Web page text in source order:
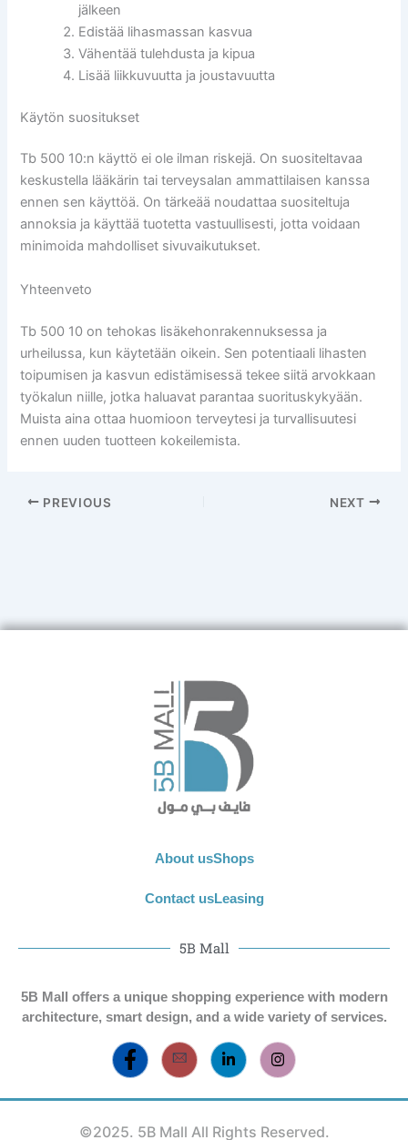
jälkeen
Edistää lihasmassan kasvua
Vähentää tulehdusta ja kipua
Lisää liikkuvuutta ja joustavuutta
Käytön suositukset
Tb 500 10:n käyttö ei ole ilman riskejä. On suositeltavaa
keskustella lääkärin tai terveysalan ammattilaisen kanssa
ennen sen käyttöä. On tärkeää noudattaa suositeltuja
annoksia ja käyttää tuotetta vastuullisesti, jotta voidaan
minimoida mahdolliset sivuvaikutukset.
Yhteenveto
Tb 500 10 on tehokas lisäkehonrakennuksessa ja
urheilussa, kun käytetään oikein. Sen potentiaali lihasten
toipumisen ja kasvun edistämisessä tekee siitä arvokkaan
työkalun niille, jotka haluavat parantaa suorituskykyään.
Muista aina ottaa huomioon terveytesi ja turvallisuutesi
ennen uuden tuotteen kokeilemista.
PREVIOUS NEXT
About usShops
Contact usLeasing
5B Mall
5B Mall offers a unique shopping experience with modern
architecture, smart design, and a wide variety of services.
©2025. 5B Mall All Rights Reserved.